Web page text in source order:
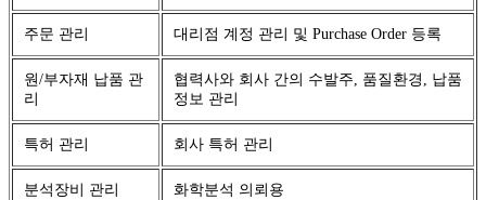
주문 관리 대리점 계정 관리 및 Purchase Order 등록
원/부자재 납품 관
리
협력사와 회사 간의 수발주, 품질환경, 납품
정보 관리
특허 관리 회사 특허 관리
분석장비 관리 화학분석 의뢰용